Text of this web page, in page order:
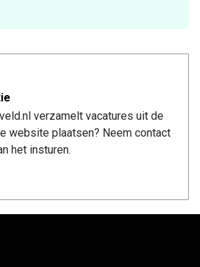
verzamelt vacatures uit de
website plaatsen? Neem contact
het insturen.